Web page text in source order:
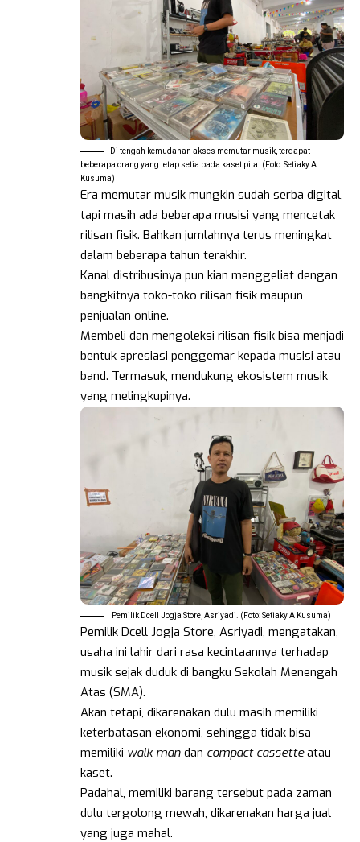
Di tengah kemudahan akses memutar musik, terdapat
beberapa orang yang tetap setia pada kaset pita. (Foto: Setiaky A
Kusuma)
Era memutar musik mungkin sudah serba digital,
tapi masih ada beberapa musisi yang mencetak
rilisan fisik. Bahkan jumlahnya terus meningkat
dalam beberapa tahun terakhir.
Kanal distribusinya pun kian menggeliat dengan
bangkitnya toko-toko rilisan fisik maupun
penjualan online.
Membeli dan mengoleksi rilisan fisik bisa menjadi
bentuk apresiasi penggemar kepada musisi atau
band. Termasuk, mendukung ekosistem musik
yang melingkupinya.
Pemilik Dcell Jogja Store, Asriyadi. (Foto: Setiaky A Kusuma)
Pemilik Dcell Jogja Store, Asriyadi, mengatakan,
usaha ini lahir dari rasa kecintaannya terhadap
musik sejak duduk di bangku Sekolah Menengah
Atas (SMA).
Akan tetapi, dikarenakan dulu masih memiliki
keterbatasan ekonomi, sehingga tidak bisa
memiliki walk man dan compact cassetteatau
kaset.
Padahal, memiliki barang tersebut pada zaman
dulu tergolong mewah, dikarenakan harga jual
yang juga mahal.